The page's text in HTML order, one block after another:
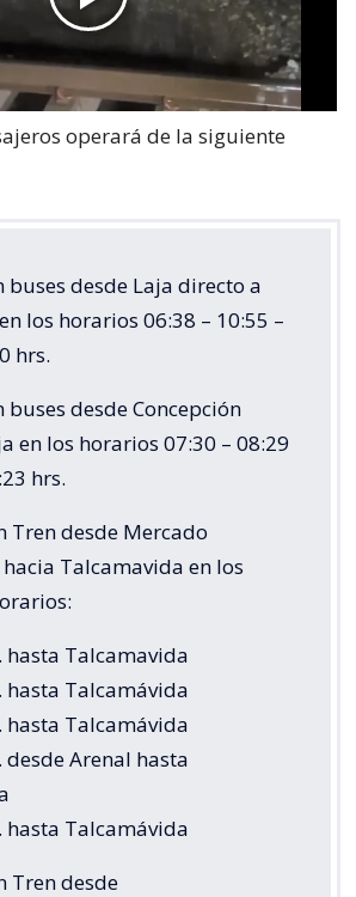
operará de la siguiente
buses desde Laja directo a
los horarios 06:38 – 10:55 –
hrs.
buses desde Concepción
en los horarios 07:30 – 08:29
hrs.
Tren desde Mercado
Talcamavida en los
hasta Talcamavida
hasta Talcamávida
hasta Talcamávida
desde Arenal hasta
hasta Talcamávida
Tren desde